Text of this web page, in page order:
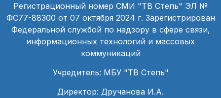
Регистрационный номер СМИ "ТВ Степь" ЭЛ №
ФС77-88300 от 07 октября 2024 г. Зарегистрирован
Федеральной службой по надзору в сфере связи,
информационных технологий и массовых
коммуникаций
Учредитель: МБУ "ТВ Степь"
Директор: Дручанова И.А.